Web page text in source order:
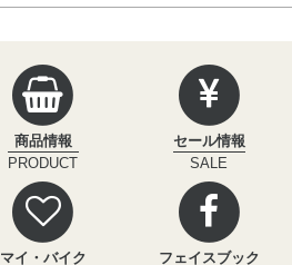
商品情報
PRODUCT
セール情報
SALE
マイ・バイク フェイスブック